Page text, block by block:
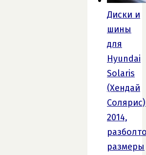
Диски и
шины
для
Hyundai
Solaris
(Хендай
Солярис)
2014,
размеры